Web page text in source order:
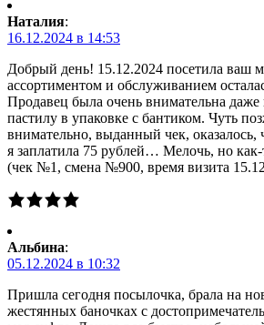
Наталия:
16.12.2024 в 14:53
Добрый день! 15.12.2024 посетила ваш
ассортиментом и обслуживанием
Продавец была очень внимательна
пастилу в упаковке с бантиком. Чуть
внимательно, выданный чек, оказалось,
я заплатила 75 рублей… Мелочь, но
(чек №1, смена №900, время визита
Альбина:
05.12.2024 в 10:32
Пришла сегодня посылочка, брала на
жестянных баночках с